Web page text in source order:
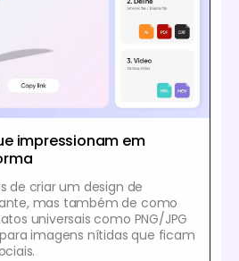
impressionam em
de criar um design de
mas também de como
universais como PNG/JPG
imagens nítidas que ficam